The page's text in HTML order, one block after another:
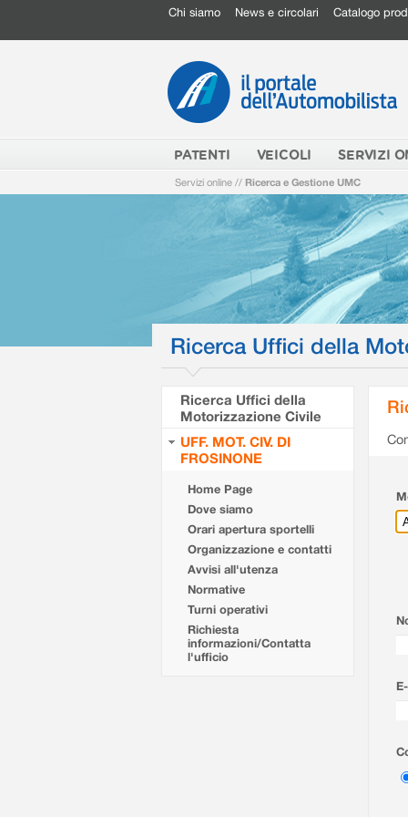
Chi siamo News e circolari Catalogo
PATENTI VEICOLI SERVIZI
Servizi online // Ricerca e Gestione UMC
Ricerca Uffici della
Ricerca Uffici della
Motorizzazione Civile
UFF. MOT. CIV. DI
FROSINONE
Home Page
Dove siamo
Orari apertura sportelli
Organizzazione e contatti
Avvisi all'utenza
Normative
Turni operativi
Richiesta
informazioni/Contatta
l'ufficio